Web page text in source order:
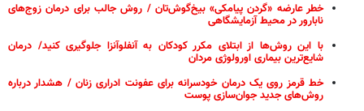
خطر عارضه «گردن پیامکی» بیخ‌گوش‌تان / روش جالب برای درمان زوج‌های
نابارور در محیط آزمایشگاهی
با این روش‌ها از ابتلای مکرر کودکان به آنفلوآنزا جلوگیری کنید/ درمان
شایع‌ترین بیماری اورولوژی مردان
خط قرمز روی یک درمان خودسرانه برای عفونت ادراری زنان / هشدار درباره
روش‌های جدید جوان‌سازی پوست